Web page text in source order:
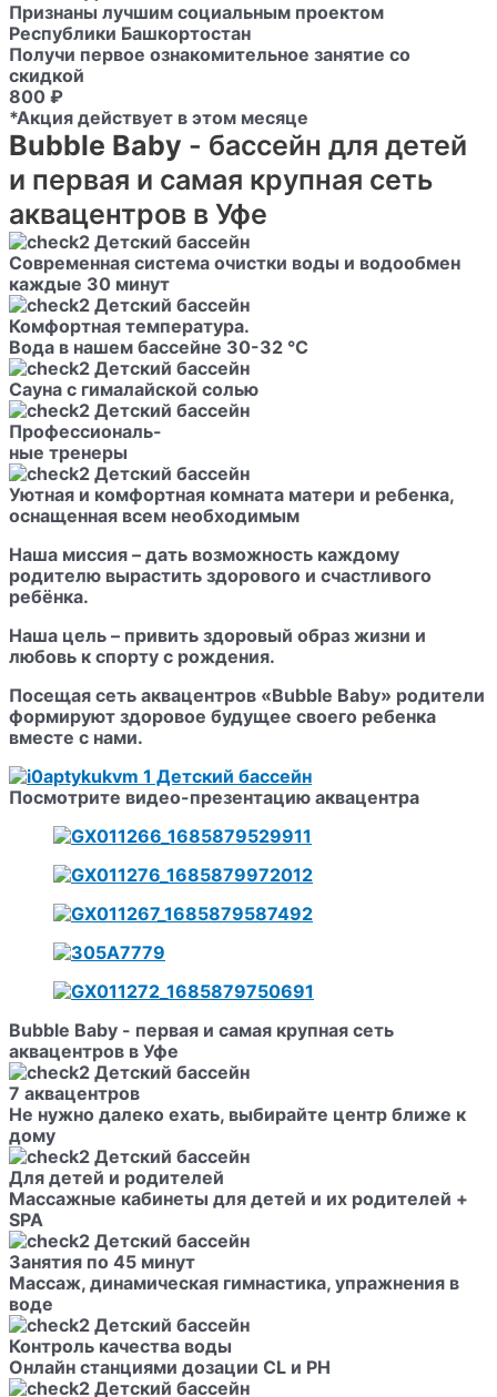
Признаны лучшим социальным проектом
Республики Башкортостан
Получи первое ознакомительное занятие со
скидкой
800 ₽
*Акция действует в этом месяце
Bubble Baby - бассейн для детей
и первая и самая крупная сеть
аквацентров в Уфе
Современная система очистки воды и водообмен
каждые 30 минут
Комфортная температура.
Вода в нашем бассейне 30-32 °C
Сауна с гималайской солью
Профессиональ-
ные тренеры
Уютная и комфортная комната матери и ребенка,
оснащенная всем необходимым
Наша миссия – дать возможность каждому
родителю вырастить здорового и счастливого
ребёнка.
Наша цель – привить здоровый образ жизни и
любовь к спорту с рождения.
Посещая сеть аквацентров «Bubble Baby» родители
формируют здоровое будущее своего ребенка
вместе с нами.
Посмотрите видео-презентацию аквацентра
Bubble Baby - первая и самая крупная сеть
аквацентров в Уфе
7 аквацентров
Не нужно далеко ехать, выбирайте центр ближе к
дому
Для детей и родителей
Массажные кабинеты для детей и их родителей +
SPA
Занятия по 45 минут
Массаж, динамическая гимнастика, упражнения в
воде
Контроль качества воды
Онлайн станциями дозации CL и PH